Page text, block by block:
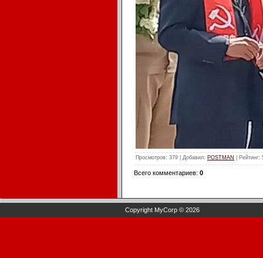
Просмотров: 379 | Добавил: POSTMAN Рейтинг:
Всего комментариев: 0
Copyright MyCorp © 2026